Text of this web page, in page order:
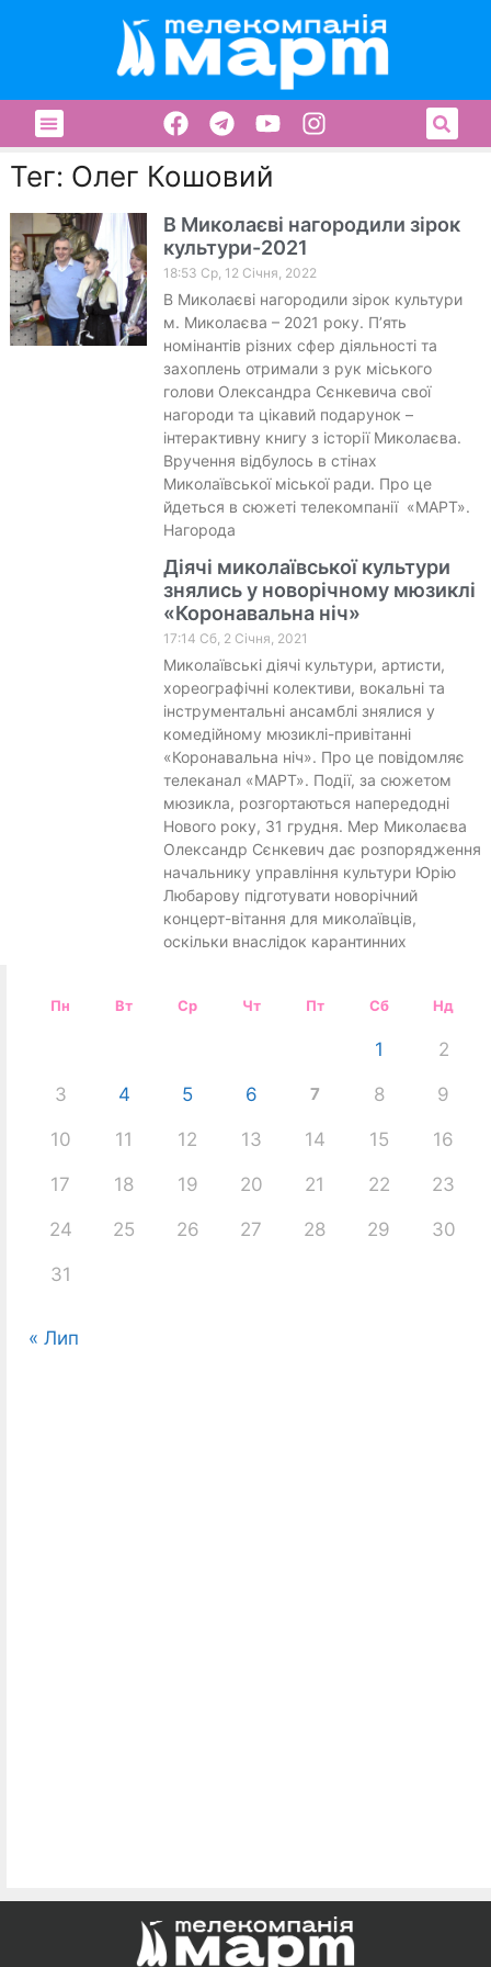
Тег: Олег Кошовий
В Миколаєві нагородили зірок
культури-2021
18:53 Ср, 12 Січня, 2022
В Миколаєві нагородили зірок культури
м. Миколаєва – 2021 року. П’ять
номінантів різних сфер діяльності та
захоплень отримали з рук міського
голови Олександра Сєнкевича свої
нагороди та цікавий подарунок –
інтерактивну книгу з історії Миколаєва.
Вручення відбулось в стінах
Миколаївської міської ради. Про це
йдеться в сюжеті телекомпанії «МАРТ».
Нагорода
Діячі миколаївської культури
знялись у новорічному мюзиклі
«Коронавальна ніч»
17:14 Сб, 2 Січня, 2021
Миколаївські діячі культури, артисти,
хореографічні колективи, вокальні та
інструментальні ансамблі знялися у
комедійному мюзиклі-привітанні
«Коронавальна ніч». Про це повідомляє
телеканал «МАРТ». Події, за сюжетом
мюзикла, розгортаються напередодні
Нового року, 31 грудня. Мер Миколаєва
Олександр Сєнкевич дає розпорядження
начальнику управління культури Юрію
Любарову підготувати новорічний
концерт-вітання для миколаївців,
оскільки внаслідок карантинних
Пн Вт Ср Чт Пт Сб Нд
1 2
3 4 5 6 7 8 9
10 11 12 13 14 15 16
17 18 19 20 21 22 23
24 25 26 27 28 29 30
31
« Лип